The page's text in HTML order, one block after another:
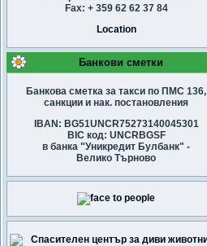
Fax: + 359 62 62 37 84
Location
Банкови сметки
Банкова сметка за такси по ПМС 136,
санкции и нак. постановления
IBAN: BG51UNCR75273140045301
BIC код: UNCRBGSF
в банка "Уникредит Булбанк" -
Велико Търново